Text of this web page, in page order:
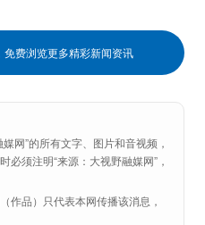
费浏览更多精彩新闻资讯
网”的所有文字、图片和音视频，
必须注明“来源：大视野融媒网”，
作品）只代表本网传播该消息，